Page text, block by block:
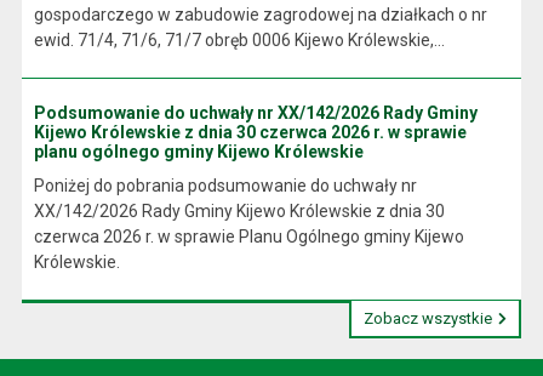
gospodarczego w zabudowie zagrodowej na działkach o nr
ewid. 71/4, 71/6, 71/7 obręb 0006 Kijewo Królewskie,...
Podsumowanie do uchwały nr XX/142/2026 Rady Gminy
Kijewo Królewskie z dnia 30 czerwca 2026 r. w sprawie
planu ogólnego gminy Kijewo Królewskie
Poniżej do pobrania podsumowanie do uchwały nr
XX/142/2026 Rady Gminy Kijewo Królewskie z dnia 30
czerwca 2026 r. w sprawie Planu Ogólnego gminy Kijewo
Królewskie.
Zobacz wszystkie